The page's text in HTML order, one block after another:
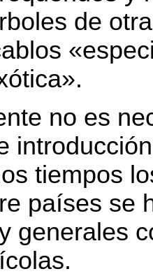
de
no es
tiempos
países se
generales